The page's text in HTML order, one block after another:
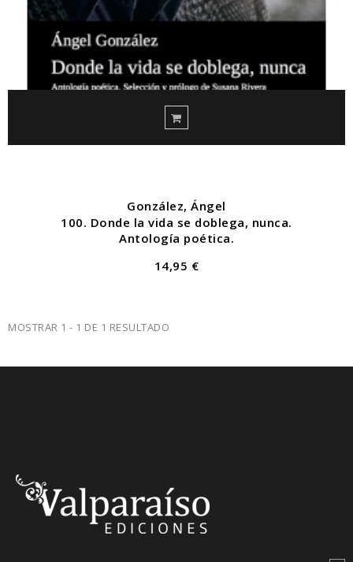
González, Ángel
100. Donde la vida se doblega, nunca.
Antología poética.
14,95 €
MOSTRAR 1 - 1 DE 1 RESULTADO